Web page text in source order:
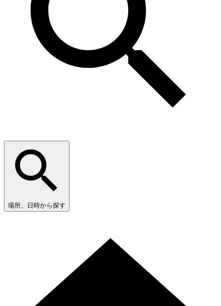
場所、日時から探す